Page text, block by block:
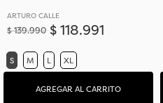
ARTURO CALLE
$139.990 $ 118.991
S M L XL
AGREGAR AL CARRITO